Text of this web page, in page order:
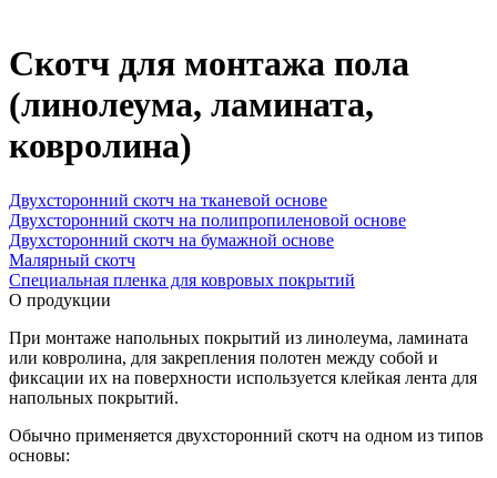
Скотч для монтажа пола
(линолеума, ламината,
ковролина)
Двухсторонний скотч на тканевой основе
Двухсторонний скотч на полипропиленовой основе
Двухсторонний скотч на бумажной основе
Малярный скотч
Специальная пленка для ковровых покрытий
О продукции
При монтаже напольных покрытий из линолеума, ламината
или ковролина, для закрепления полотен между собой и
фиксации их на поверхности используется клейкая лента для
напольных покрытий.
Обычно применяется двухсторонний скотч на одном из типов
основы: